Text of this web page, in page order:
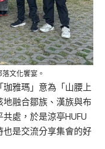
文化饗宴。
雅瑪」意為「山腰上
融合鄒族、漢族與布
處，於是涼亭HUFU
是交流分享集會的好